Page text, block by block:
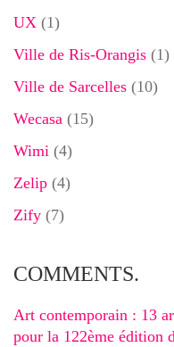
UX (1)
Ville de Ris-Orangis (1)
Ville de Sarcelles (10)
Wecasa (15)
Wimi (4)
Zelip (4)
Zify (7)
COMMENTS.
Art contemporain : 13
pour la 122ème édition